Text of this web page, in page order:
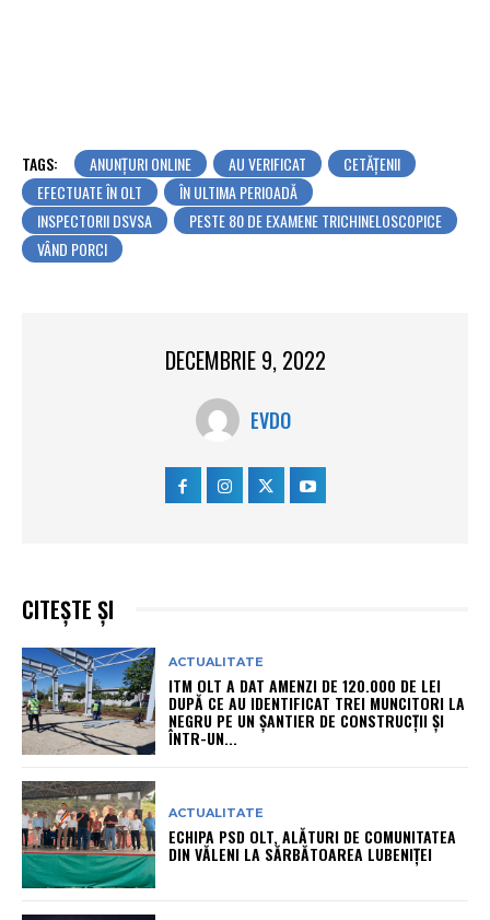
TAGS: ANUNȚURI ONLINE AU VERIFICAT
CETĂȚENII
EFECTUATE ÎN OLT
ÎN ULTIMA PERIOADĂ
INSPECTORII DSVSA
PESTE 80 DE EXAMENE TRICHINELOSCOPICE
VÂND PORCI
DECEMBRIE 9, 2022
EVDO
CITEȘTE ȘI
ACTUALITATE
ITM OLT A DAT AMENZI DE 120.000 DE LEI
DUPĂ CE AU IDENTIFICAT TREI MUNCITORI LA
NEGRU PE UN ȘANTIER DE CONSTRUCȚII ȘI
ÎNTR-UN...
ACTUALITATE
ECHIPA PSD OLT, ALĂTURI DE COMUNITATEA
DIN VĂLENI LA SĂRBĂTOAREA LUBENIȚEI